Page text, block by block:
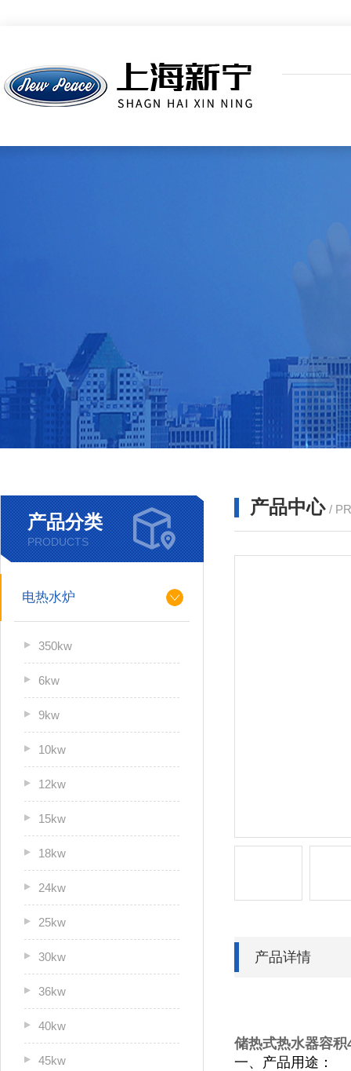
产品分类
PRODUCTS
电热水炉
350kw
6kw
9kw
10kw
12kw
15kw
18kw
24kw
25kw
30kw
36kw
40kw
45kw
产品中心 /
产品详情
储热式热水器容
一、产品用途：